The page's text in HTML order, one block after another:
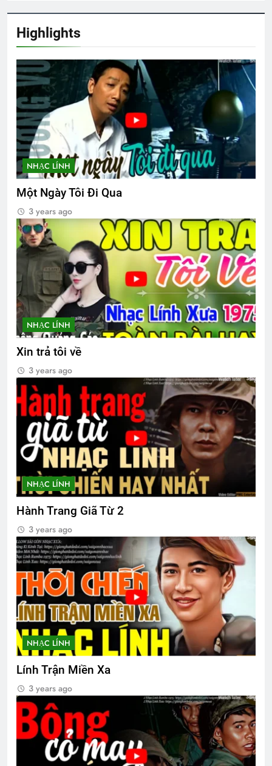
Truyện ngắn tuyển tập 1
3 Years Ago
Khóa 20 mãn khóa
8 Months Ago
Ca Khúc Mừng Xuân
2 Years Ago
Cựu SVSQ Nguyễn Văn Hậu K16
3 Years Ago
Ban Chấp Hành Tổng Hội
3 Years Ago
Đêm Xuân
2 Years Ago
Lá thư cho người thầy cũ
2 Years Ago
ĐÔI MẮT
3 Years Ago
2 Years Ago 3 Years Ago
MỘT NỤ HỒNG (Unknown)
3 Years Ago
Cựu SVSQ Ngô Kỳ Dũng K14
3 Years Ago
Lễ mãn khóa
2 Years Ago
Điệp Khúc Mùa Xuân
2 Years Ago
NỖI ĐAU CON TIM TAN VỠ (Erika Jong)
3 Years Ago
TIẾNG SÚNG CUỐI CÙNG
3 Years Ago
Thư mời tham dự xuất bản Đa Hiệu 127
3 Years Ago
Highlights
NHẠC LÍNH
Một Ngày Tôi Đi Qua
3 years ago
NHẠC LÍNH
Xin trả tôi về
3 years ago
NHẠC LÍNH
Hành Trang Giã Từ 2
3 years ago
NHẠC LÍNH
Lính Trận Miền Xa
3 years ago